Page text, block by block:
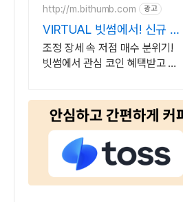
http://m.bithumb.com 광고
VIRTUAL 빗썸에서! 신규 가
입 시 5만원 혜택
조정 장세 속 저점 매수 분위기!
빗썸에서 관심 코인 혜택받고 첫